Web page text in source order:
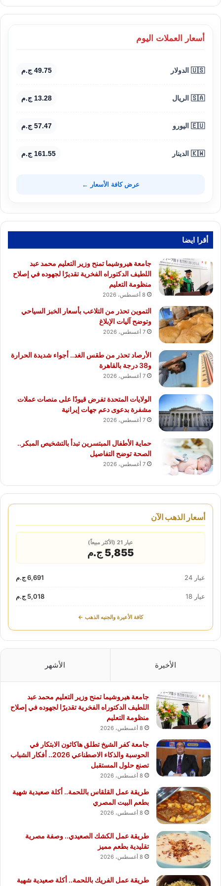
أسعار العملات اليوم
🇺🇸 الدولار 49.75 ج.م
🇸🇦 الريال 13.28 ج.م
🇪🇺 اليورو 57.47 ج.م
🇰🇼 الدينار 161.55 ج.م
عرض كافة الأسعار ←
أقرا ايضا
جامعة هيروشيما تمنح وزير التعليم محمد عبد
اللطيف الدكتوراه الفخرية تقديرًا لجهوده في إصلاح
منظومة التعليم
8 أغسطس، 2026
التموين تحذر من التلاعب بأسعار الخبز السياحي
وتوضح آليات الإبلاغ
7 أغسطس، 2026
الأرصاد تحذر من طقس الغد.. أجواء شديدة الحرارة
و38 درجة بالقاهرة
7 أغسطس، 2026
الولايات المتحدة تفرض قيودًا على منصات عملات
مشفرة بدعوى دعم جهات إيرانية
7 أغسطس، 2026
حماية الأطفال المبتسرين تبدأ بالتشخيص المبكر..
الصحة توضح التفاصيل
7 أغسطس، 2026
أسعار الذهب الآن
عيار 21 (الأكثر مبيعاً)
5,855 ج.م
عيار 24 6,691 ج.م
عيار 18 5,018 ج.م
كافة الأعيرة والجنيه الذهب ←
الأخيرة الأشهر
جامعة هيروشيما تمنح وزير التعليم محمد عبد
اللطيف الدكتوراه الفخرية تقديرًا لجهوده في إصلاح
منظومة التعليم
8 أغسطس، 2026
جامعة كفر الشيخ تطلق هاكاثون الابتكار في
الحوسبة والذكاء الاصطناعي 2026.. أفكار الشباب
تصنع حلول المستقبل
8 أغسطس، 2026
طريقة عمل القلقاس باللحمة.. أكلة صعيدية شهية
بطعم البيت المصري
8 أغسطس، 2026
طريقة عمل الكشك الصعيدي.. وصفة مصرية
تقليدية بطعم مميز
8 أغسطس، 2026
طريقة عمل الفريك باللحمة.. أكلة صعيدية شهية